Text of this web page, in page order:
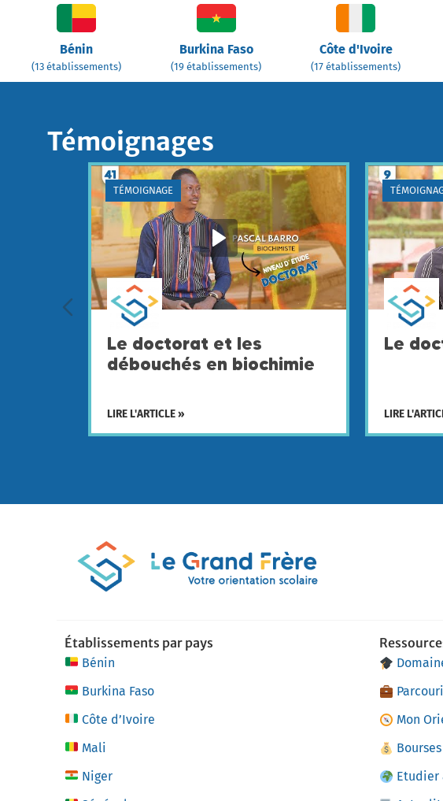
Bénin
(13 établissements)
Burkina Faso
(19 établissements)
Côte d'Ivoire
(17 établissements)
Témoignages
TÉMOIGNAGE
Le doctorat et les
débouchés en biochimie
LIRE L'ARTICLE »
Le
LIRE
Établissements par pays
Bénin
Burkina Faso
Côte d’Ivoire
Mali
Niger
Mon
Etudier